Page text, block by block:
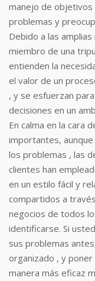
manejo de objetivos
problemas y
Debido a las
miembro de una
entienden la
el valor de un
, y se esfuerzan
decisiones en un
En calma en la cara
importantes,
los problemas , las
clientes han
en un estilo fácil y
compartidos a
negocios de todos
identificarse. Si
sus problemas
organizado , y poner
manera más eficaz